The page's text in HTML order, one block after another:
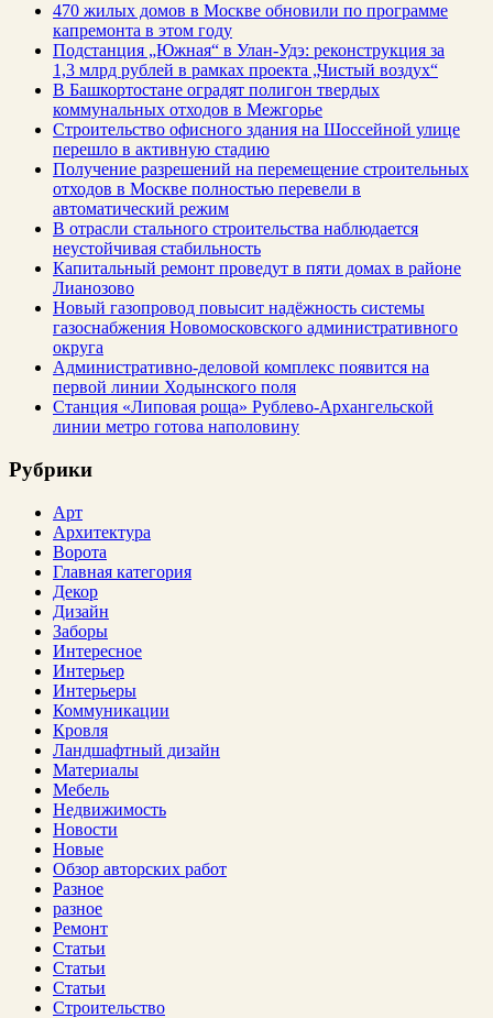
470 жилых домов в Москве обновили по программе
капремонта в этом году
Подстанция „Южная“ в Улан‑Удэ: реконструкция за
1,3 млрд рублей в рамках проекта „Чистый воздух“
В Башкортостане оградят полигон твердых
коммунальных отходов в Межгорье
Строительство офисного здания на Шоссейной улице
перешло в активную стадию
Получение разрешений на перемещение строительных
отходов в Москве полностью перевели в
автоматический режим
В отрасли стального строительства наблюдается
неустойчивая стабильность
Капитальный ремонт проведут в пяти домах в районе
Лианозово
Новый газопровод повысит надёжность системы
газоснабжения Новомосковского административного
округа
Административно-деловой комплекс появится на
первой линии Ходынского поля
Станция «Липовая роща» Рублево-Архангельской
линии метро готова наполовину
Рубрики
Арт
Архитектура
Ворота
Главная категория
Декор
Дизайн
Заборы
Интересное
Интерьер
Интерьеры
Коммуникации
Кровля
Ландшафтный дизайн
Материалы
Мебель
Недвижимость
Новости
Новые
Обзор авторских работ
Разное
разное
Ремонт
Статьи
Статьи
Статьи
Строительство